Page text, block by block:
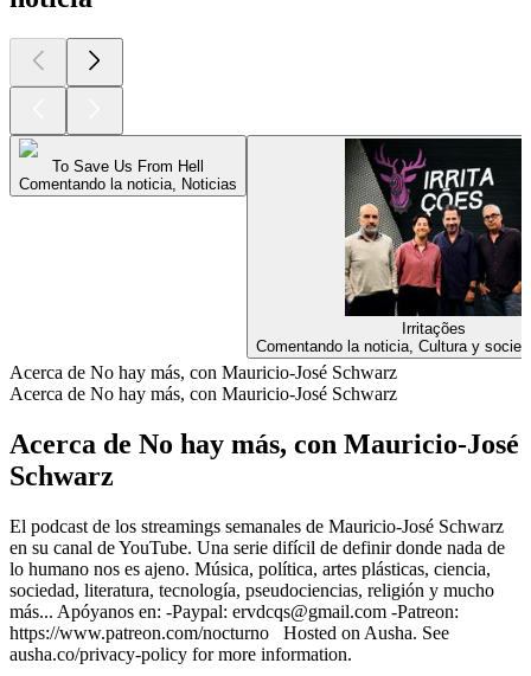
To Save Us From Hell
Comentando la noticia, Noticias
Irritações
Comentando la noticia, Cultura y
Acerca de No hay más, con Mauricio-José Schwarz
Acerca de No hay más, con Mauricio-José Schwarz
Acerca de No hay más, con Mauricio-José
Schwarz
El podcast de los streamings semanales de Mauricio-José Schwarz
en su canal de YouTube. Una serie difícil de definir donde nada de
lo humano nos es ajeno. Música, política, artes plásticas, ciencia,
sociedad, literatura, tecnología, pseudociencias, religión y mucho
más... Apóyanos en: -Paypal: ervdcqs@gmail.com -Patreon:
https://www.patreon.com/nocturno Hosted on Ausha. See
ausha.co/privacy-policy for more information.